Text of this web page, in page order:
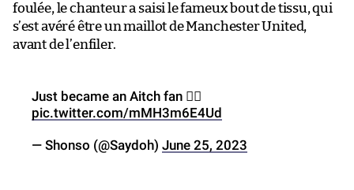
foulée, le chanteur a saisi le fameux bout de tissu, qui
s’est avéré être un maillot de Manchester United,
avant de l’enfiler.
Just became an Aitch fan 👍🏿
pic.twitter.com/mMH3m6E4Ud
— Shonso (@Saydoh) June 25, 2023